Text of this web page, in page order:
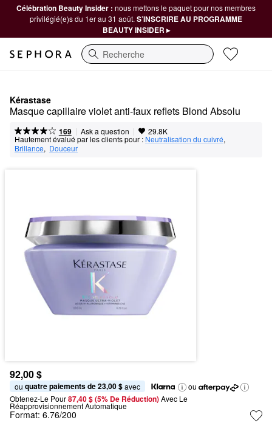
Célébration Beauty Insider : nous mettons le paquet pour nos membres
privilégié(e)s du 1er au 31 août. S’INSCRIRE AU PROGRAMME
BEAUTY INSIDER ▸
Recherche
Kérastase
Masque capillaire violet anti-faux reflets Blond Absolu
169 | Ask a question | 29.8K
Hautement évalué par les clients pour : Neutralisation du cuivré,
Brillance, Douceur
92,00 $
ou quatre paiements de 23,00 $ avec
ou
Obtenez-Le Pour87,40 $ (5% De Réduction) Avec Le
Réapprovisionnement Automatique
Format: 6.76/200